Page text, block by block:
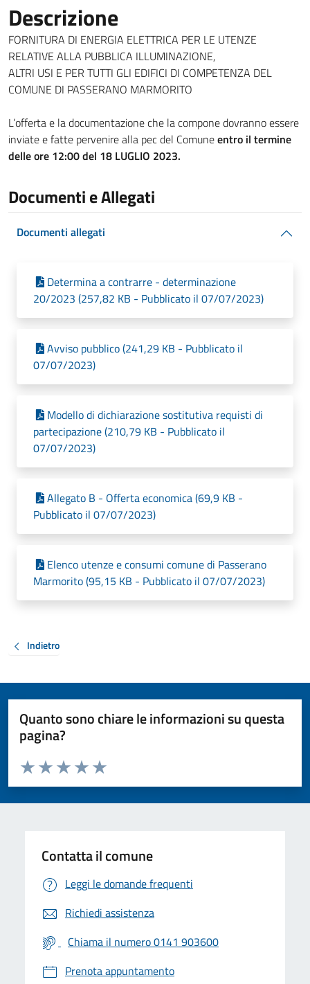
Descrizione
FORNITURA DI ENERGIA ELETTRICA PER LE UTENZE
RELATIVE ALLA PUBBLICA ILLUMINAZIONE,
ALTRI USI E PER TUTTI GLI EDIFICI DI COMPETENZA DEL
COMUNE DI PASSERANO MARMORITO
L’offerta e la documentazione che la compone dovranno essere
inviate e fatte pervenire alla pec del Comuneentro il termine
delle ore 12:00 del 18 LUGLIO 2023.
Documenti e Allegati
Documenti allegati
Determina a contrarre - determinazione
20/2023 (257,82 KB - Pubblicato il 07/07/2023)
Avviso pubblico (241,29 KB - Pubblicato il
07/07/2023)
Modello di dichiarazione sostitutiva requisti di
partecipazione (210,79 KB - Pubblicato il
07/07/2023)
Allegato B - Offerta economica (69,9 KB -
Pubblicato il 07/07/2023)
Elenco utenze e consumi comune di Passerano
Marmorito (95,15 KB - Pubblicato il 07/07/2023)
Indietro
Quanto sono chiare le informazioni su questa
pagina?
Valuta da 1 a 5 stelle la pagina
Valuta 5 stelle su 5
Valuta 4 stelle su 5
Valuta 3 stelle su 5
Valuta 2 stelle su 5
Valuta 1 stelle su 5
Contatta il comune
Leggi le domande frequenti
Richiedi assistenza
Chiama il numero 0141 903600
Prenota appuntamento